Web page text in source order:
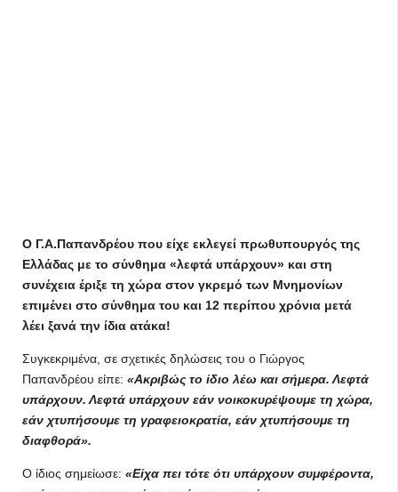
Ο Γ.Α.Παπανδρέου που είχε εκλεγεί πρωθυπουργός της
Ελλάδας με το σύνθημα «λεφτά υπάρχουν» και στη
συνέχεια έριξε τη χώρα στον γκρεμό των Μνημονίων
επιμένει στο σύνθημα του και 12 περίπου χρόνια μετά
λέει ξανά την ίδια ατάκα!
Συγκεκριμένα, σε σχετικές δηλώσεις του ο Γιώργος
Παπανδρέου είπε: «Ακριβώς το ίδιο λέω και σήμερα. Λεφτά
υπάρχουν. Λεφτά υπάρχουν εάν νοικοκυρέψουμε τη χώρα,
εάν χτυπήσουμε τη γραφειοκρατία, εάν χτυπήσουμε τη
διαφθορά».
Ο ίδιος σημείωσε: «Είχα πει τότε ότι υπάρχουν συμφέροντα,